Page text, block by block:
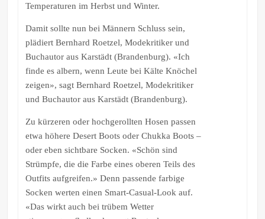
Temperaturen im Herbst und Winter.
Damit sollte nun bei Männern Schluss sein,
plädiert Bernhard Roetzel, Modekritiker und
Buchautor aus Karstädt (Brandenburg). «Ich
finde es albern, wenn Leute bei Kälte Knöchel
zeigen», sagt Bernhard Roetzel, Modekritiker
und Buchautor aus Karstädt (Brandenburg).
Zu kürzeren oder hochgerollten Hosen passen
etwa höhere Desert Boots oder Chukka Boots –
oder eben sichtbare Socken. «Schön sind
Strümpfe, die die Farbe eines oberen Teils des
Outfits aufgreifen.» Denn passende farbige
Socken werten einen Smart-Casual-Look auf.
«Das wirkt auch bei trübem Wetter